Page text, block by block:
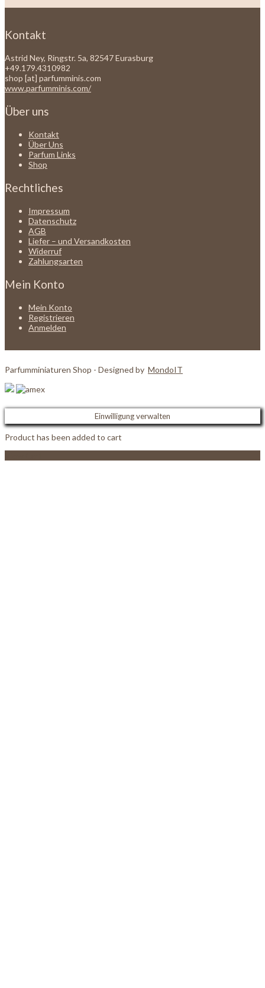
Kontakt
Astrid Ney, Ringstr. 5a, 82547 Eurasburg
+49.179.4310982
shop [at] parfumminis.com
www.parfumminis.com/
Über uns
Kontakt
Über Uns
Parfum Links
Shop
Rechtliches
Impressum
Datenschutz
AGB
Liefer – und Versandkosten
Widerruf
Zahlungsarten
Mein Konto
Mein Konto
Registrieren
Anmelden
Parfumminiaturen Shop - Designed by MondoIT
Einwilligung verwalten
Product has been added to cart